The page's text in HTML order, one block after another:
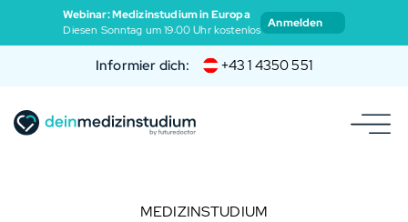
Webinar: Medizinstudium in Europa
Diesen Sonntag um 19:00 Uhr kostenlos Anmelden
Informier dich: +43 1 4350 551
MEDIZINSTUDIUM